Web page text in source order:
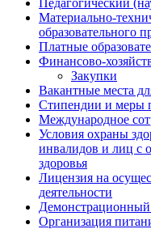
Педагогический
Материально-
образовательного
Платные
Финансово-
Закупки
Вакантные места
Стипендии и меры
Международное
Условия охраны
инвалидов и лиц с
здоровья
Лицензия на
деятельности
Демонстрационный
Организация